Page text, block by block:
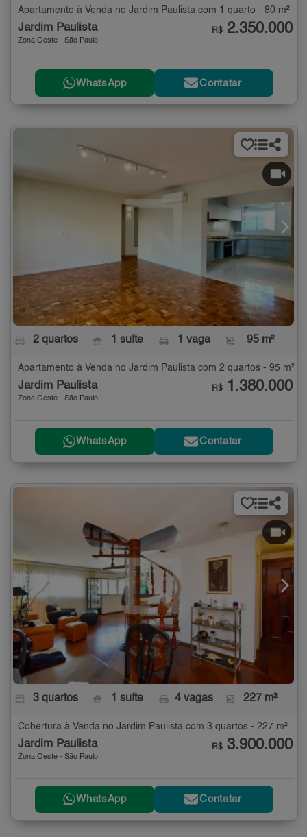
Apartamento à Venda no Jardim Paulista com 1 quarto - 80 m²
Jardim Paulista
Zona Oeste - São Paulo
R$ 2.350.000
WhatsApp Contatar
2 quartos 1 suíte 1 vaga 95 m²
Apartamento à Venda no Jardim Paulista com 2 quartos - 95 m²
Jardim Paulista
Zona Oeste - São Paulo
R$ 1.380.000
WhatsApp Contatar
3 quartos 1 suíte 4 vagas 227 m²
Cobertura à Venda no Jardim Paulista com 3 quartos - 227 m²
Jardim Paulista
Zona Oeste - São Paulo
R$ 3.900.000
WhatsApp Contatar